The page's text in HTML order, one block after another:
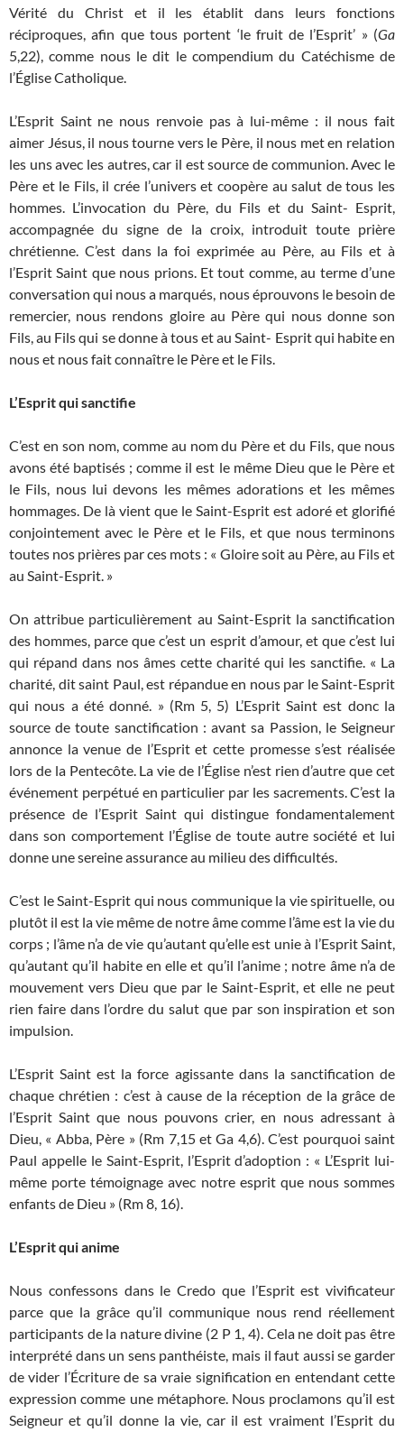
Vérité du Christ et il les établit dans leurs fonctions
réciproques, afin que tous portent ‘le fruit de l’Esprit’ » (Ga
5,22), comme nous le dit le compendium du Catéchisme de
l’Église Catholique.
L’Esprit Saint ne nous renvoie pas à lui-même : il nous fait
aimer Jésus, il nous tourne vers le Père, il nous met en relation
les uns avec les autres, car il est source de communion. Avec le
Père et le Fils, il crée l’univers et coopère au salut de tous les
hommes. L’invocation du Père, du Fils et du Saint- Esprit,
accompagnée du signe de la croix, introduit toute prière
chrétienne. C’est dans la foi exprimée au Père, au Fils et à
l’Esprit Saint que nous prions. Et tout comme, au terme d’une
conversation qui nous a marqués, nous éprouvons le besoin de
remercier, nous rendons gloire au Père qui nous donne son
Fils, au Fils qui se donne à tous et au Saint- Esprit qui habite en
nous et nous fait connaître le Père et le Fils.
L’Esprit qui sanctifie
C’est en son nom, comme au nom du Père et du Fils, que nous
avons été baptisés ; comme il est le même Dieu que le Père et
le Fils, nous lui devons les mêmes adorations et les mêmes
hommages. De là vient que le Saint-Esprit est adoré et glorifié
conjointement avec le Père et le Fils, et que nous terminons
toutes nos prières par ces mots : « Gloire soit au Père, au Fils et
au Saint-Esprit. »
On attribue particulièrement au Saint-Esprit la sanctification
des hommes, parce que c’est un esprit d’amour, et que c’est lui
qui répand dans nos âmes cette charité qui les sanctifie. « La
charité, dit saint Paul, est répandue en nous par le Saint-Esprit
qui nous a été donné. » (Rm 5, 5) L’Esprit Saint est donc la
source de toute sanctification : avant sa Passion, le Seigneur
annonce la venue de l’Esprit et cette promesse s’est réalisée
lors de la Pentecôte. La vie de l’Église n’est rien d’autre que cet
événement perpétué en particulier par les sacrements. C’est la
présence de l’Esprit Saint qui distingue fondamentalement
dans son comportement l’Église de toute autre société et lui
donne une sereine assurance au milieu des difficultés.
C’est le Saint-Esprit qui nous communique la vie spirituelle, ou
plutôt il est la vie même de notre âme comme l’âme est la vie du
corps ; l’âme n’a de vie qu’autant qu’elle est unie à l’Esprit Saint,
qu’autant qu’il habite en elle et qu’il l’anime ; notre âme n’a de
mouvement vers Dieu que par le Saint-Esprit, et elle ne peut
rien faire dans l’ordre du salut que par son inspiration et son
impulsion.
L’Esprit Saint est la force agissante dans la sanctification de
chaque chrétien : c’est à cause de la réception de la grâce de
l’Esprit Saint que nous pouvons crier, en nous adressant à
Dieu, « Abba, Père » (Rm 7,15 et Ga 4,6). C’est pourquoi saint
Paul appelle le Saint-Esprit, l’Esprit d’adoption : « L’Esprit lui-
même porte témoignage avec notre esprit que nous sommes
enfants de Dieu » (Rm 8, 16).
L’Esprit qui anime
Nous confessons dans le Credo que l’Esprit est vivificateur
parce que la grâce qu’il communique nous rend réellement
participants de la nature divine (2 P 1, 4). Cela ne doit pas être
interprété dans un sens panthéiste, mais il faut aussi se garder
de vider l’Écriture de sa vraie signification en entendant cette
expression comme une métaphore. Nous proclamons qu’il est
Seigneur et qu’il donne la vie, car il est vraiment l’Esprit du